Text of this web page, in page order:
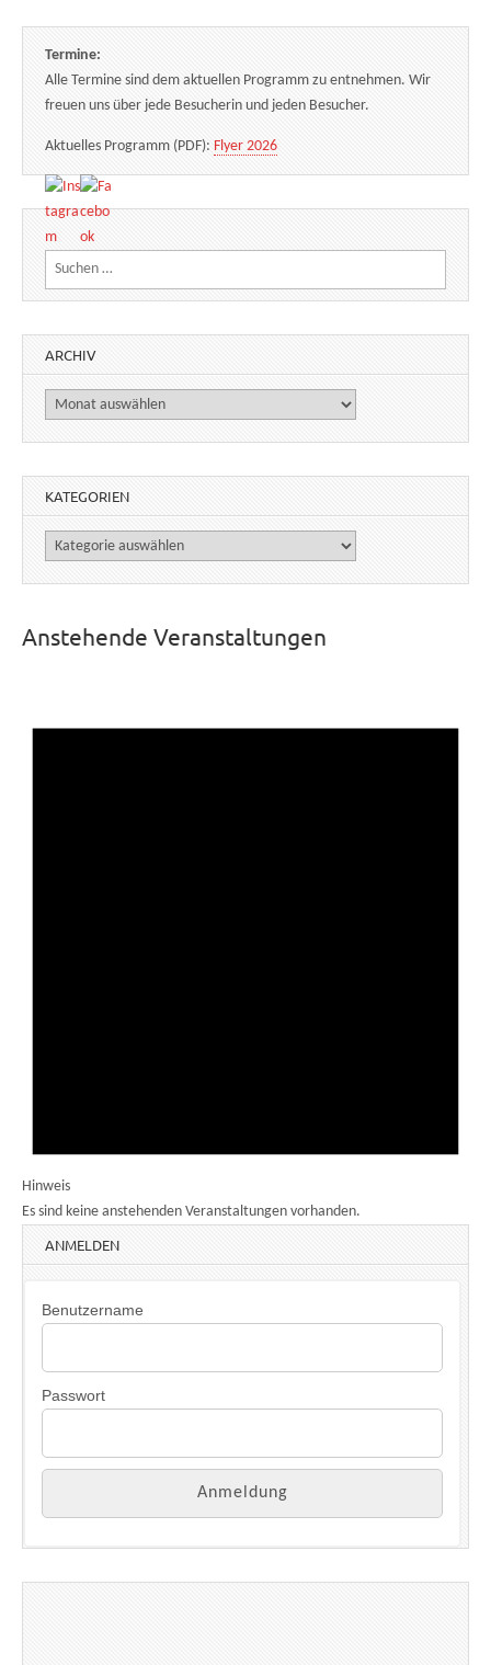
Termine:
Alle Termine sind dem aktuellen Programm zu entnehmen. Wir
freuen uns über jede Besucherin und jeden Besucher.
Aktuelles Programm (PDF): Flyer 2026
Suchen nach:
ARCHIV
Archiv
KATEGORIEN
Kategorien
Anstehende Veranstaltungen
Hinweis
Es sind keine anstehenden Veranstaltungen vorhanden.
ANMELDEN
Benutzername
Passwort